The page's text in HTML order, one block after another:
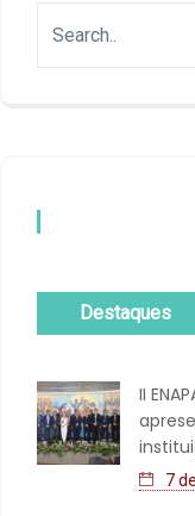
Destaques
II
7